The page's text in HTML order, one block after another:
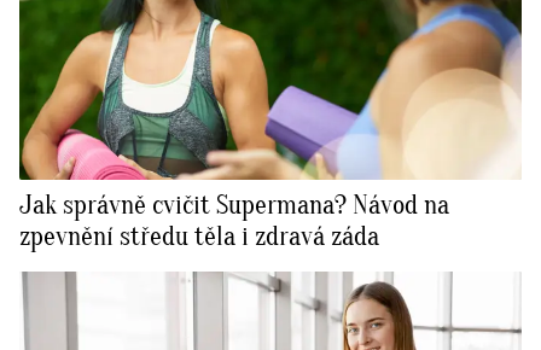
Jak správně cvičit Supermana? Návod na
zpevnění středu těla i zdravá záda